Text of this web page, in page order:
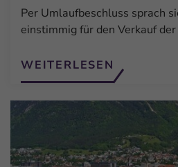
Per Umlaufbeschluss sprach
einstimmig für den Verkauf
WEITERLESEN